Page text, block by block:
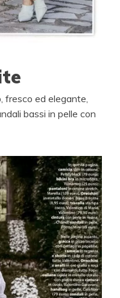
fresco ed elegante,
bassi in pelle con